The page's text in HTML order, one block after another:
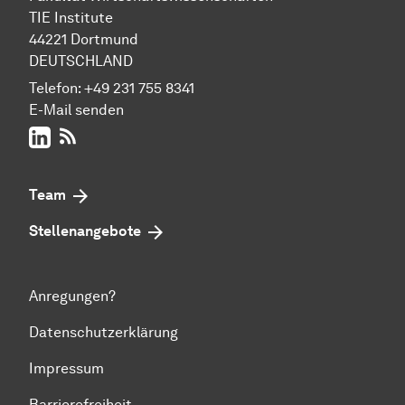
TIE Institute
44221 Dort­mund
DEUTSCHLAND
Telefon: +49 231 755 8341
E-Mail senden
LinkedIn
Team
Stellenangebote
Anregungen?
Datenschutzerklärung
Impressum